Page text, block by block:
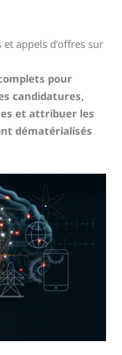
appels d’offres sur
pour
candidatures,
et attribuer les
dématérialisés